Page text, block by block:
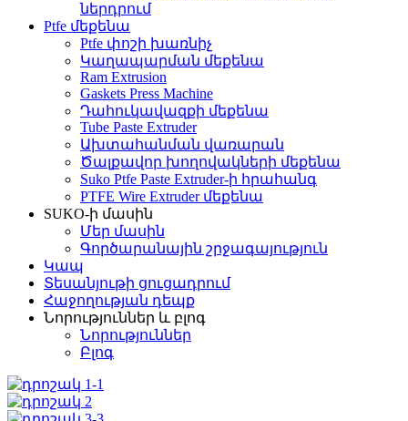
ներդրում
Ptfe մեքենա
Ptfe փոշի խառնիչ
Կաղապարման մեքենա
Ram Extrusion
Gaskets Press Machine
Դահուկավազքի մեքենա
Tube Paste Extruder
Ախտահանման վառարան
Ծալքավոր խողովակների մեքենա
Suko Ptfe Paste Extruder-ի հրահանգ
PTFE Wire Extruder մեքենա
SUKO-ի մասին
Մեր մասին
Գործարանային շրջագայություն
Կապ
Տեսանյութի ցուցադրում
Հաջողության դեպք
Նորություններ և բլոգ
Նորություններ
Բլոգ